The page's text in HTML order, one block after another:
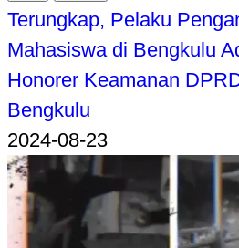
Terungkap, Pelaku
Mahasiswa di Bengkulu
Honorer Keamanan
Bengkulu
2024-08-23